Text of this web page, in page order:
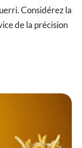
Considérez la
de la précision